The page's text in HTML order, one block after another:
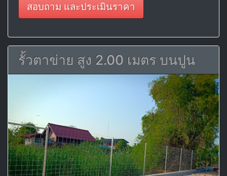
สอบถาม และประเมินราคา
รั้วตาข่าย สูง 2.00 เมตร บนปูน